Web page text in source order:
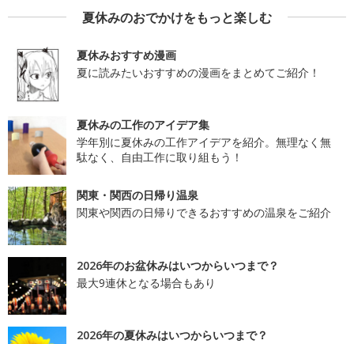
夏休みのおでかけをもっと楽しむ
夏休みおすすめ漫画
夏に読みたいおすすめの漫画をまとめてご紹介！
夏休みの工作のアイデア集
学年別に夏休みの工作アイデアを紹介。無理なく無
駄なく、自由工作に取り組もう！
関東・関西の日帰り温泉
関東や関西の日帰りできるおすすめの温泉をご紹介
2026年のお盆休みはいつからいつまで？
最大9連休となる場合もあり
2026年の夏休みはいつからいつまで？